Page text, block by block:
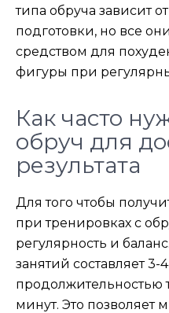
типа обруча зависит
подготовки, но все
средством для
фигуры при
Как часто
обруч для
результата
Для того чтобы
при тренировках с
регулярность и
занятий составляет 3-
продолжительностью
минут. Это позволяет